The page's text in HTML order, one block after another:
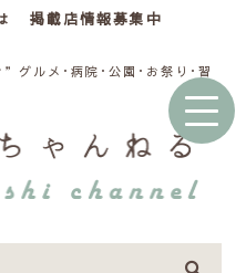
掲載店情報募集中
グルメ･病院･公園･お祭り･習